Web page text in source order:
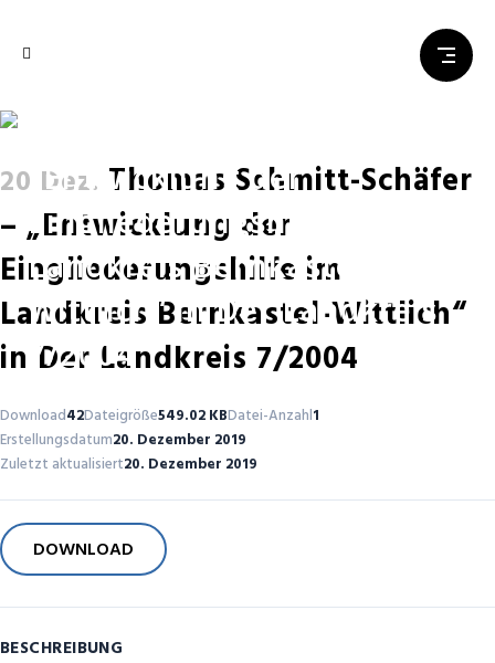
„Entwicklung der
Eingliederungshilfe im
Landkreis Bernkastel-
Wittlich“ in Der Landkreis
7/2004
20 Dez. Thomas Schmitt-Schäfer
– „Entwicklung der
Eingliederungshilfe im
Landkreis Bernkastel-Wittlich“
in Der Landkreis 7/2004
Download42Dateigröße549.02 KBDatei-Anzahl1
Erstellungsdatum20. Dezember 2019
Zuletzt aktualisiert20. Dezember 2019
DOWNLOAD
BESCHREIBUNG